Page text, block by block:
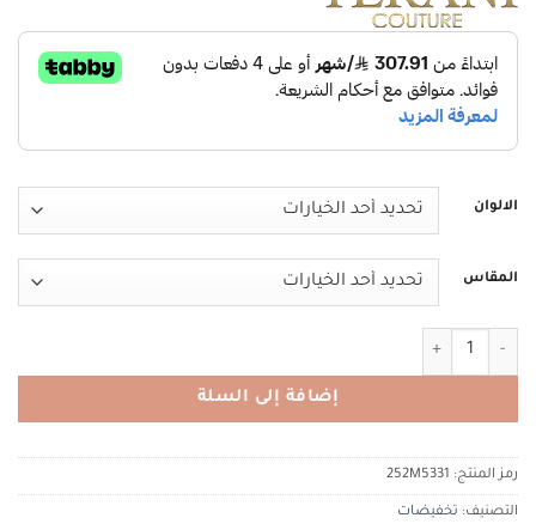
الالوان
المقاس
إضافة إلى السلة
رمز المنتج: 252M5331
التصنيف: تخفيضات